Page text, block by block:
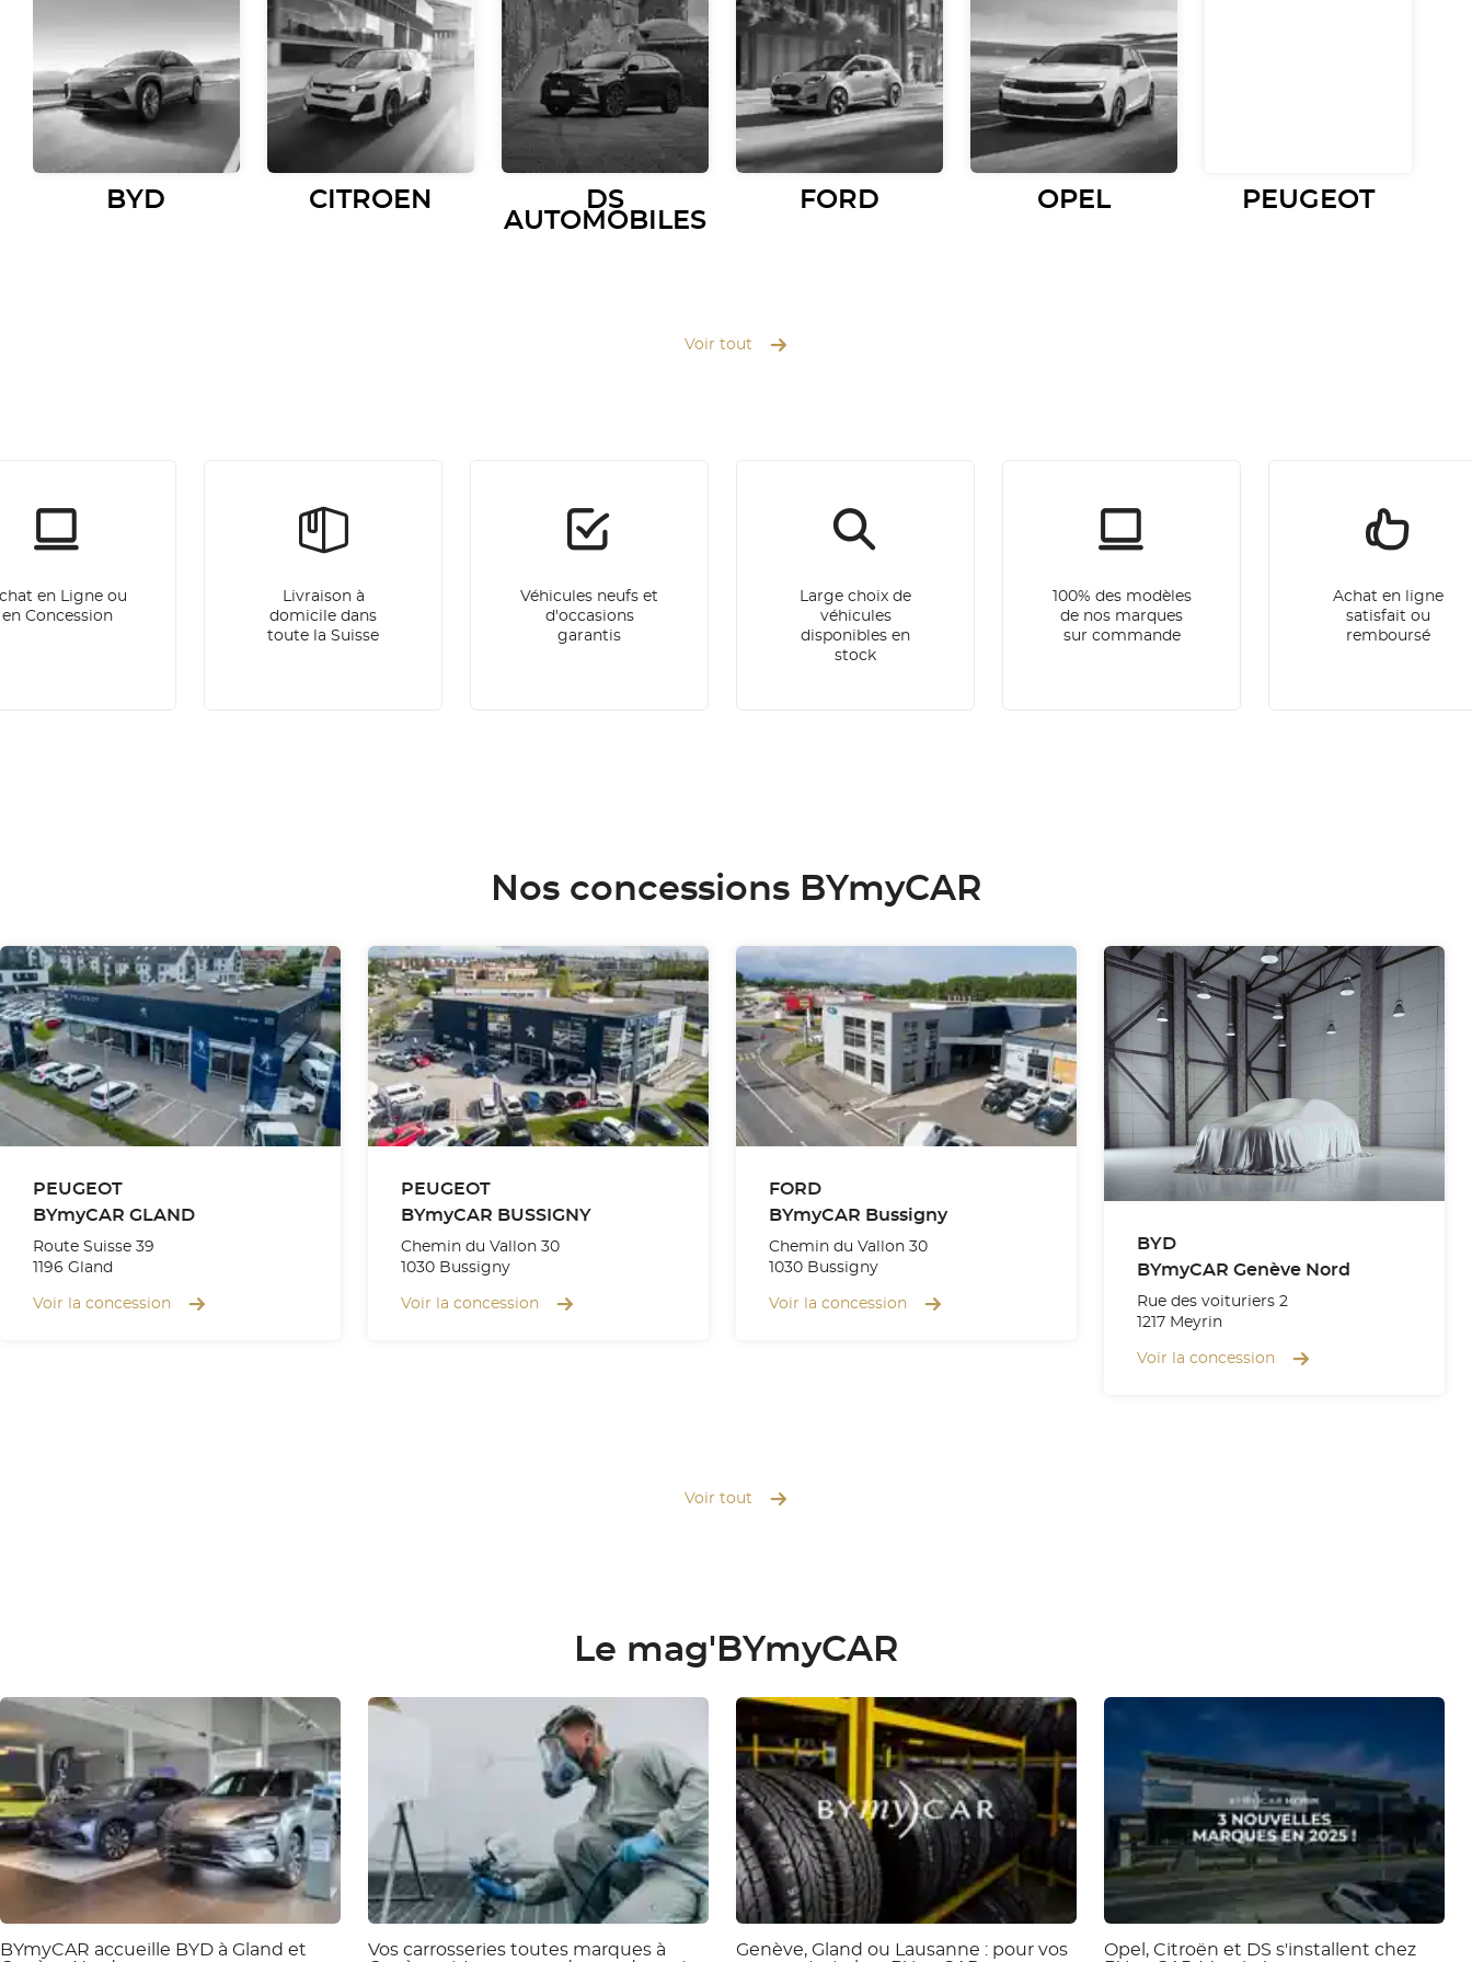
BYD CITROEN DS
AUTOMOBILES
FORD OPEL PEUGEOT
Voir tout
en Ligne ou
en Concession
Livraison à
domicile dans
toute la Suisse
Véhicules neufs et
d'occasions
garantis
Large choix de
véhicules
disponibles en
stock
100% des modèles
de nos marques
sur commande
Achat en ligne
satisfait ou
remboursé
Nos concessions BYmyCAR
PEUGEOT
BYmyCAR GLAND
Route Suisse 39
1196 Gland
Voir la concession
PEUGEOT
BYmyCAR BUSSIGNY
Chemin du Vallon 30
1030 Bussigny
Voir la concession
FORD
BYmyCAR Bussigny
Chemin du Vallon 30
1030 Bussigny
Voir la concession
BYD
BYmyCAR Genève Nord
Rue des voituriers 2
1217 Meyrin
Voir la concession
Voir tout
Le mag'BYmyCAR
BYmyCAR accueille BYD à Gland et
Vos carrosseries toutes marques à
Genève, Gland ou Lausanne : pour vos
Opel, Citroën et DS s'installent chez